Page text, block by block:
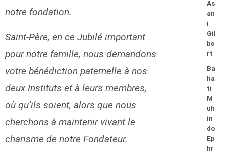
notre fondation.
Saint-Père, en ce Jubilé important
pour notre famille, nous demandons
votre bénédiction paternelle à nos
deux Instituts et à leurs membres,
où qu’ils soient, alors que nous
cherchons à maintenir vivant le
charisme de notre Fondateur.
As
an
i
Gil
be
rt
Ba
ha
ti
M
uh
in
do
Ep
hr